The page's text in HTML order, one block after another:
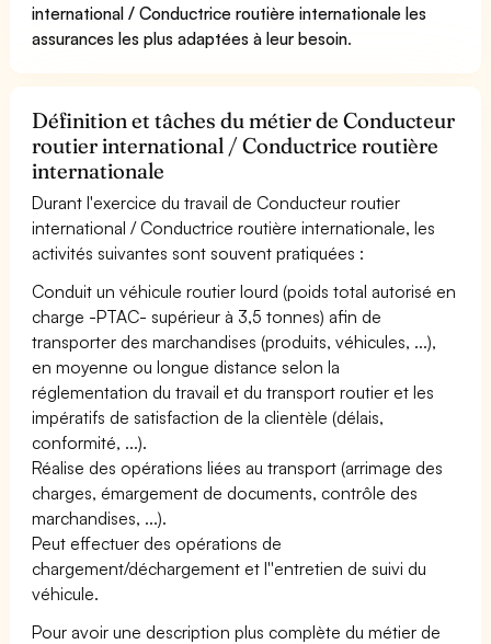
international / Conductrice routière internationale les
assurances les plus adaptées à leur besoin.
Définition et tâches du métier de Conducteur
routier international / Conductrice routière
internationale
Durant l'exercice du travail de Conducteur routier
international / Conductrice routière internationale, les
activités suivantes sont souvent pratiquées :
Conduit un véhicule routier lourd (poids total autorisé en
charge -PTAC- supérieur à 3,5 tonnes) afin de
transporter des marchandises (produits, véhicules, ...),
en moyenne ou longue distance selon la
réglementation du travail et du transport routier et les
impératifs de satisfaction de la clientèle (délais,
conformité, ...).
Réalise des opérations liées au transport (arrimage des
charges, émargement de documents, contrôle des
marchandises, ...).
Peut effectuer des opérations de
chargement/déchargement et l''entretien de suivi du
véhicule.
Pour avoir une description plus complète du métier de